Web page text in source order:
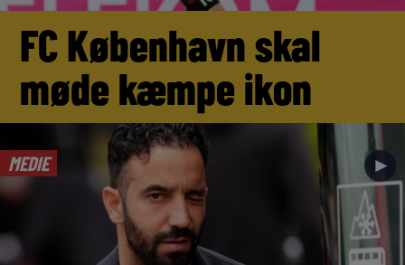
FC København skal
møde kæmpe ikon
MEDIE ►